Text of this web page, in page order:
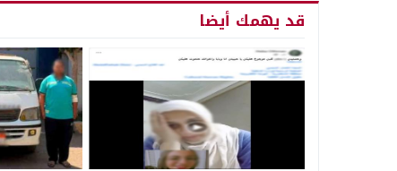
قد يهمك أيضا